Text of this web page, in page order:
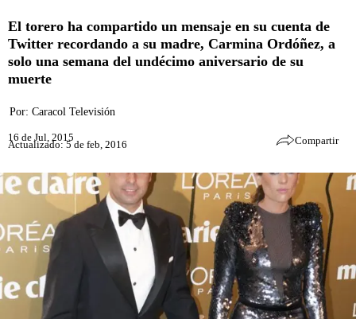
El torero ha compartido un mensaje en su cuenta de
Twitter recordando a su madre, Carmina Ordóñez, a
solo una semana del undécimo aniversario de su
muerte
Por: Caracol Televisión
16 de Jul, 2015
Actualizado: 5 de feb, 2016 Compartir